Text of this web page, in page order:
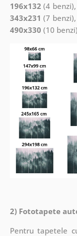
196x132 (4 benzi),
343x231 (7 benzi),
490x330 (10
2) Fototapete
Pentru tapetele